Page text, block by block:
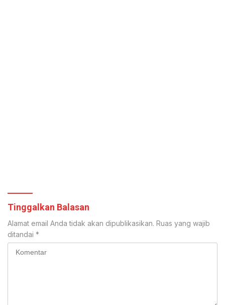
Tinggalkan Balasan
Alamat email Anda tidak akan dipublikasikan. Ruas yang wajib
ditandai *